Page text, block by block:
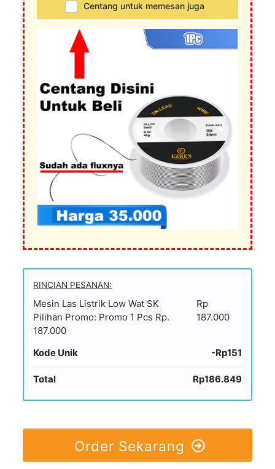
Centang untuk memesan juga
RINCIAN PESANAN:
Mesin Las Listrik Low Wat SK
Pilihan Promo: Promo 1 Pcs Rp.
187.000
Rp
187.000
Kode Unik -Rp151
Total Rp186.849
Order Sekarang